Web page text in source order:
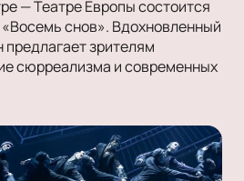
— Театре Европы состоится
снов». Вдохновленный
предлагает зрителям
сюрреализма и современных